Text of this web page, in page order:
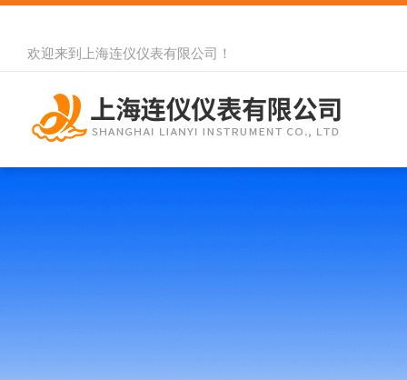
欢迎来到 上海连仪仪表有限公司 ！